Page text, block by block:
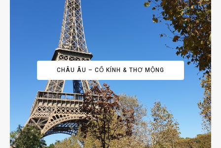
CHÂU ÂU – CỔ KÍNH & THƠ MỘNG